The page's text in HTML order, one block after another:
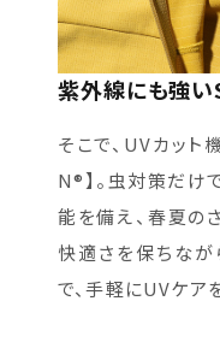
紫外線にも強
そこで、UVカット
N®】。虫対策だけ
能を備え、春夏の
快適さを保ちなが
で、手軽にUVケア